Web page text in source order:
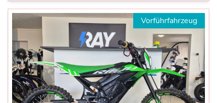
Vorführfahrzeug